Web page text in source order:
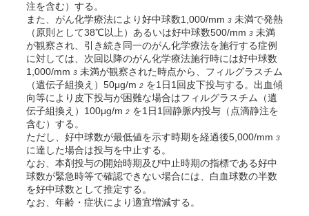
注を含む）する。
また、がん化学療法により好中球数1,000/mm 3 未満で発熱
（原則として38℃以上）あるいは好中球数500/mm 3 未満
が観察され、引き続き同一のがん化学療法を施行する症例
に対しては、次回以降のがん化学療法施行時には好中球数
1,000/mm 3 未満が観察された時点から、フィルグラスチム
（遺伝子組換え）50μg/m 2 を1日1回皮下投与する。出血傾
向等により皮下投与が困難な場合はフィルグラスチム（遺
伝子組換え）100μg/m 2 を1日1回静脈内投与（点滴静注を
含む）する。
ただし、好中球数が最低値を示す時期を経過後5,000/mm 3
に達した場合は投与を中止する。
なお、本剤投与の開始時期及び中止時期の指標である好中
球数が緊急時等で確認できない場合には、白血球数の半数
を好中球数として推定する。
なお、年齢・症状により適宜増減する。